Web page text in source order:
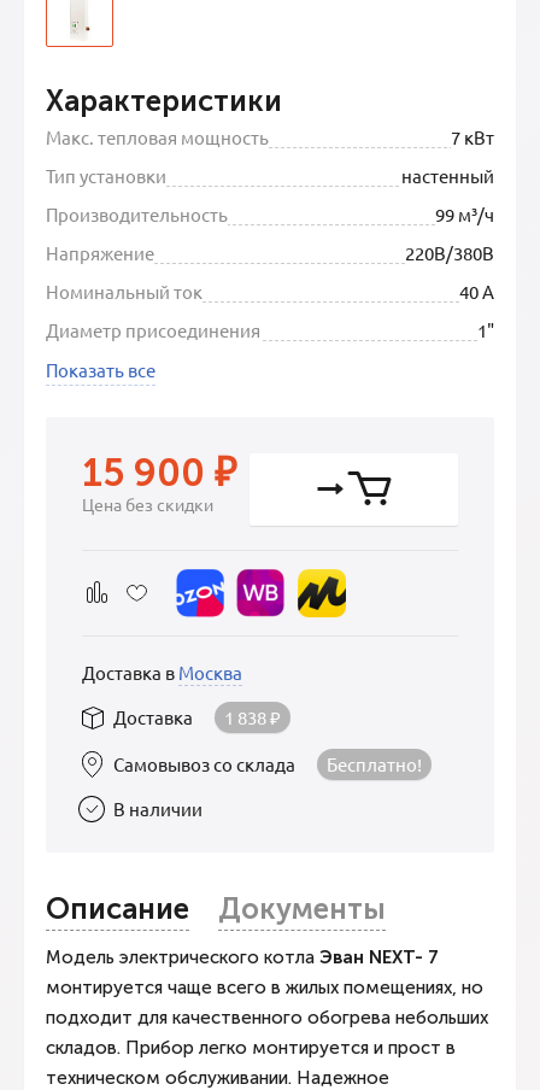
Характеристики
Макс. тепловая мощность
7 кВт
Тип установки
настенный
Производительность
99 м³/ч
Напряжение
220В/380В
Номинальный ток
40 А
Диаметр присоединения
1"
Показать все
15 900 ₽
Цена без скидки
Доставка в Москва
Доставка
1 838₽
Самовывоз со склада
Бесплатно!
В наличии
Описание Документы
Модель электрического котла Эван NEXT- 7
монтируется чаще всего в жилых помещениях, но
подходит для качественного обогрева небольших
складов. Прибор легко монтируется и прост в
техническом обслуживании. Надежное